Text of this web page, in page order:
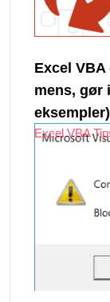
Excel
mens, gør
eksempler)
Excel VBA